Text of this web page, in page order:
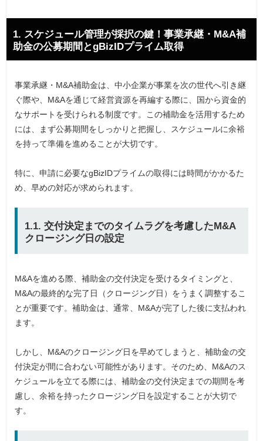
1. スケジュール管理が採択の鍵！事業承継・M&A補
助金の公募期間とgBizIDプライム取得
事業承継・M&A補助金は、中小企業が事業を次の世代へ引き継
ぐ際や、M&Aを通じて経営資源を再編する際に、国から資金的
なサポートを受けられる制度です。この補助金を活用するため
には、まず公募期間をしっかりと把握し、スケジュールに余裕
を持って準備を進めることが大切です。
特に、申請に必要なgBizIDプライムの取得には時間がかかるた
め、早めの対応が求められます。
1.1. 交付決定までのタイムラグを考慮したM&A
クロージング日の設定
M&Aを進める際、補助金の交付決定を受けるタイミングと、
M&Aの最終的な完了日（クロージング日）をうまく調整するこ
とが重要です。補助金は、通常、M&Aが完了した後に支払われ
ます。
しかし、M&Aのクロージング日を早めてしまうと、補助金の交
付決定が間に合わない可能性があります。そのため、M&Aのス
ケジュールを立てる際には、補助金の交付決定までの期間を考
慮し、余裕を持ったクロージング日を設定することが大切で
す。